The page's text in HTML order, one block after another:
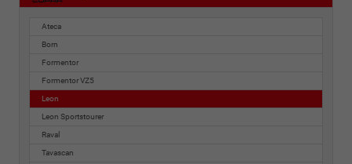
Ateca
Born
Formentor
Formentor VZ5
Leon
Leon Sportstourer
Raval
Tavascan